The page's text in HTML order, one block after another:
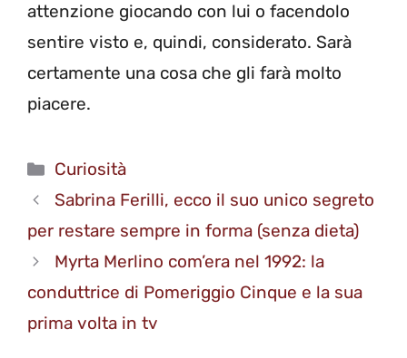
attenzione giocando con lui o facendolo
sentire visto e, quindi, considerato. Sarà
certamente una cosa che gli farà molto
piacere.
Categorie
Curiosità
Sabrina Ferilli, ecco il suo unico segreto
per restare sempre in forma (senza dieta)
Myrta Merlino com’era nel 1992: la
conduttrice di Pomeriggio Cinque e la sua
prima volta in tv